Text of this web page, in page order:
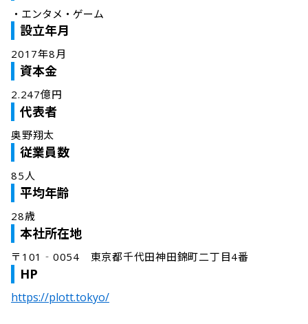
・ エンタメ・ゲーム
設立年月
2017年8月
資本金
2.247億円
代表者
奥野翔太
従業員数
85人
平均年齢
28歳
本社所在地
〒101‐0054　東京都千代田神田錦町二丁目4番
HP
https://plott.tokyo/